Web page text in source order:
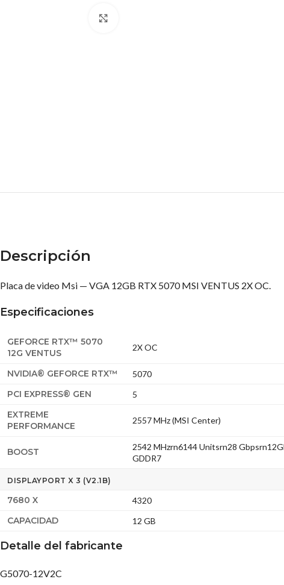
Descripción
Placa de video Msi — VGA 12GB RTX 5070 MSI VENTUS 2X OC.
Especificaciones
GEFORCE RTX™ 5070
12G VENTUS
2X OC
NVIDIA® GEFORCE RTX™ 5070
PCI EXPRESS® GEN 5
EXTREME
PERFORMANCE
2557 MHz (MSI Center)
BOOST
2542 MHzrn6144 Unitsrn28
GDDR7
DISPLAYPORT X 3 (V2.1B)
7680 X 4320
CAPACIDAD 12 GB
Detalle del fabricante
G5070-12V2C